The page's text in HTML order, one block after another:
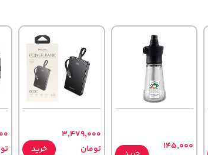
145,000
3,479,000
تومان
خرید